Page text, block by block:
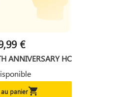
€
ANNIVERSARY HC
panier